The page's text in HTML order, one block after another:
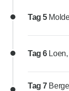
Tag 5
Tag 6
Tag 7